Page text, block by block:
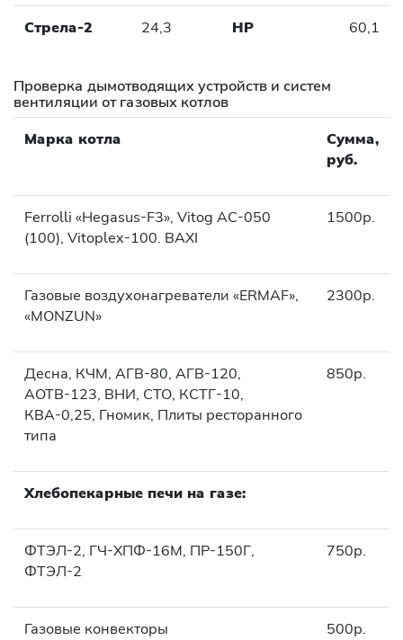
Стрела-2 24,3 НР 60,1
Проверка дымотводящих устройств и систем
вентиляции от газовых котлов
Марка котла
Сумма,
руб.
Ferrolli «Hegasus-F3», Vitog AC-050
(100), Vitoplex-100. BAXI
1500р.
Газовые воздухонагреватели «ERMAF»,
«MONZUN»
2300р.
Десна, КЧМ, АГВ-80, АГВ-120,
АОТВ-123, ВНИ, СТО, КСТГ-10,
КВА-0,25, Гномик, Плиты ресторанного
типа
850р.
Хлебопекарные печи на газе:
ФТЭЛ-2, ГЧ-ХПФ-16М, ПР-150Г,
ФТЭЛ-2
750р.
Газовые конвекторы 500р.